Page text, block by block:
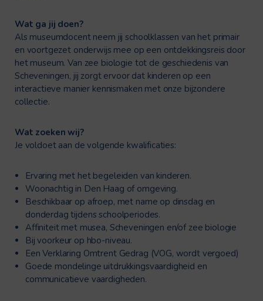
Wat ga jij doen?
Als museumdocent neem jij schoolklassen van het primair
en voortgezet onderwijs mee op een ontdekkingsreis door
het museum. Van zee biologie tot de geschiedenis van
Scheveningen, jij zorgt ervoor dat kinderen op een
interactieve manier kennismaken met onze bijzondere
collectie.
Wat zoeken wij?
Je voldoet aan de volgende kwalificaties:
Ervaring met het begeleiden van kinderen.
Woonachtig in Den Haag of omgeving.
Beschikbaar op afroep, met name op dinsdag en
donderdag tijdens schoolperiodes.
Affiniteit met musea, Scheveningen en/of zee biologie
Bij voorkeur op hbo-niveau.
Een Verklaring Omtrent Gedrag (VOG, wordt vergoed)
Goede mondelinge uitdrukkingsvaardigheid en
communicatieve vaardigheden.